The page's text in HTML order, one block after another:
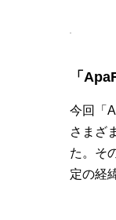
「
今回「
さまざ
た。そ
定の経